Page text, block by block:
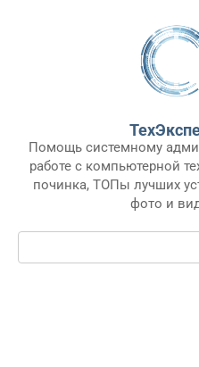
Помощь системному
работе с компьютерной
починка, ТОПы лучших
фото и
Поиск: